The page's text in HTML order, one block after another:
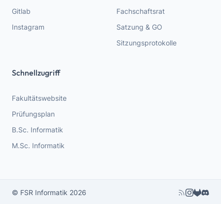
Gitlab
Instagram
Fachschaftsrat
Satzung & GO
Sitzungsprotokolle
Schnellzugriff
Fakultätswebsite
Prüfungsplan
B.Sc. Informatik
M.Sc. Informatik
© FSR Informatik 2026 Social Media